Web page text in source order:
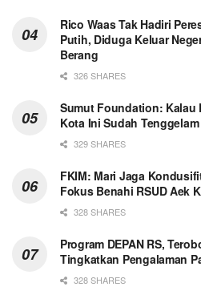
Rico Waas Tak Hadiri
Putih, Diduga Keluar
Berang
326 SHARES
Sumut Foundation: Kalau
Kota Ini Sudah
329 SHARES
FKIM: Mari Jaga
Fokus Benahi RSUD Aek
328 SHARES
Program DEPAN RS,
Tingkatkan Pengalaman
328 SHARES